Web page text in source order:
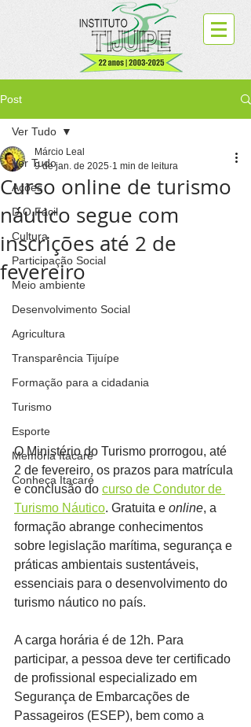
Post
Ver Tudo
Ações
D.O.Fácil
Cultura
Participação Social
Meio ambiente
Desenvolvimento Social
Agricultura
Transparência Tijuípe
Formação para a cidadania
Turismo
Esporte
Memória Itacaré
Conheça Itacaré
Ver Tudo
Curso online de turismo
náutico segue com
inscrições até 2 de
fevereiro
Márcio Leal
9 de jan. de 2025 1 min de leitura
O Ministério do Turismo prorrogou, até
2 de fevereiro, os prazos para matrícula
e conclusão do curso de Condutor de
Turismo Náutico. Gratuita e online, a
formação abrange conhecimentos
sobre legislação marítima, segurança e
práticas ambientais sustentáveis,
essenciais para o desenvolvimento do
turismo náutico no país.
A carga horária é de 12h. Para
participar, a pessoa deve ter certificado
de profissional especializado em
Segurança de Embarcações de
Passageiros (ESEP), bem como a